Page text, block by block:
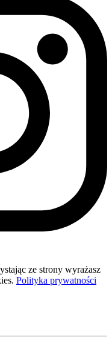
ze strony wyrażasz
Polityka prywatności